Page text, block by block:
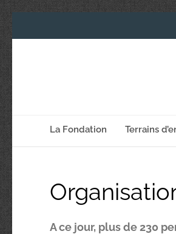
La Fondation Terrains
A ce jour, plus de 230